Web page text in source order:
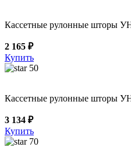
Кассетные рулонные шторы
2 165 ₽
Купить
50
Кассетные рулонные шторы
3 134 ₽
Купить
70